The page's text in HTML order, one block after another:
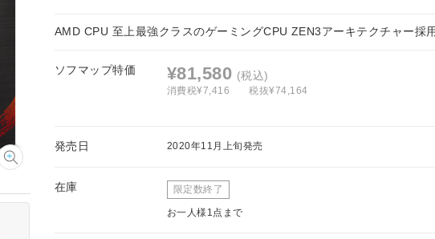
AMD CPU 至上最強クラスのゲーミングCPU ZEN3アーキテクチャー採用
ソフマップ特価 ¥81,580 (税込)
消費税¥7,416 税抜¥74,164
発売日 2020年11月上旬発売
在庫 限定数終了
お一人様1点まで